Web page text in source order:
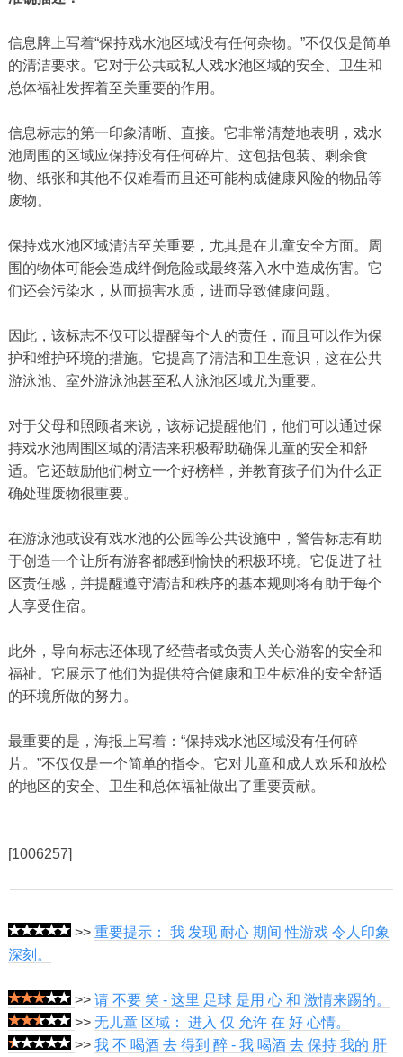
信息牌上写着“保持戏水池区域没有任何杂物。”不仅仅是简单
的清洁要求。它对于公共或私人戏水池区域的安全、卫生和
总体福祉发挥着至关重要的作用。
信息标志的第一印象清晰、直接。它非常清楚地表明，戏水
池周围的区域应保持没有任何碎片。这包括包装、剩余食
物、纸张和其他不仅难看而且还可能构成健康风险的物品等
废物。
保持戏水池区域清洁至关重要，尤其是在儿童安全方面。周
围的物体可能会造成绊倒危险或最终落入水中造成伤害。它
们还会污染水，从而损害水质，进而导致健康问题。
因此，该标志不仅可以提醒每个人的责任，而且可以作为保
护和维护环境的措施。它提高了清洁和卫生意识，这在公共
游泳池、室外游泳池甚至私人泳池区域尤为重要。
对于父母和照顾者来说，该标记提醒他们，他们可以通过保
持戏水池周围区域的清洁来积极帮助确保儿童的安全和舒
适。它还鼓励他们树立一个好榜样，并教育孩子们为什么正
确处理废物很重要。
在游泳池或设有戏水池的公园等公共设施中，警告标志有助
于创造一个让所有游客都感到愉快的积极环境。它促进了社
区责任感，并提醒遵守清洁和秩序的基本规则将有助于每个
人享受住宿。
此外，导向标志还体现了经营者或负责人关心游客的安全和
福祉。它展示了他们为提供符合健康和卫生标准的安全舒适
的环境所做的努力。
最重要的是，海报上写着：“保持戏水池区域没有任何碎
片。”不仅仅是一个简单的指令。它对儿童和成人欢乐和放松
的地区的安全、卫生和总体福祉做出了重要贡献。
[1006257]
>> 重要提示： 我 发现 耐心 期间 性游戏 令人印象
深刻。
>> 请 不要 笑 - 这里 足球 是用 心 和 激情来踢的。
>> 无儿童 区域： 进入 仅 允许 在 好 心情。
>> 我 不 喝酒 去 得到 醉 - 我 喝酒 去 保持 我的 肝